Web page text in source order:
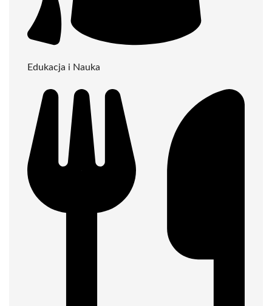
Edukacja i Nauka